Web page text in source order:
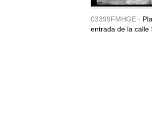
03399FMHGE -
entrada de la calle